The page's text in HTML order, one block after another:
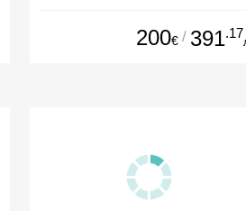
200€ / 391.17